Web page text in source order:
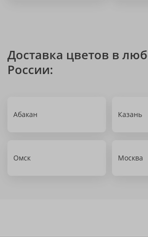
Доставка цветов в
России:
Абакан Казань
Омск Москва